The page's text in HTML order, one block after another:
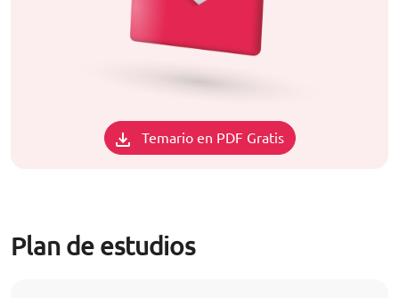
Temario en PDF Gratis
Plan de estudios